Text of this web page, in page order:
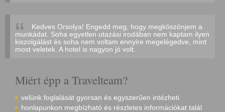
Kedves Orsolya! Engedd meg, hogy megköszönjem a
munkádat. Soha egyetlen utazási irodában nem kaptam ilyen
kiszolgálást és soha nem voltam ennyire megelégedve, mint
most veletek. A hotel is nagyon jó volt.
Miért épp a Travelteam?
velünk foglalását gyorsan és egyszerűen intézheti
honlapunkon megbízható és részletes információkat talál